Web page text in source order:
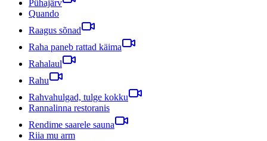
Pühajärv
Quando
Raagus sõnad
Raha paneb rattad käima
Rahalaul
Rahu
Rahvahulgad, tulge kokku
Rannalinna restoranis
Rendime saarele sauna
Riia mu arm